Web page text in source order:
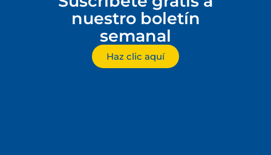
nuestro boletín
semanal
Haz clic aquí